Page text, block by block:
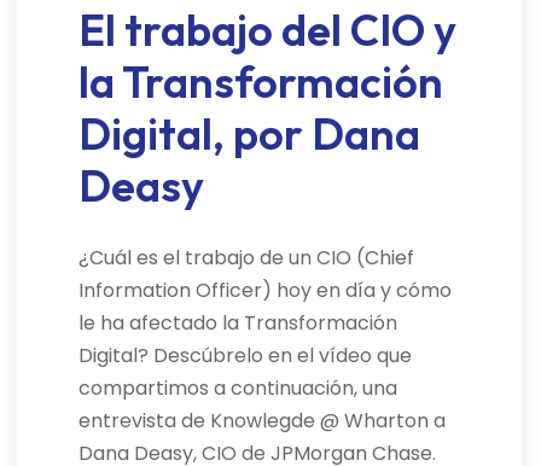
El trabajo del CIO y
la Transformación
Digital, por Dana
Deasy
¿Cuál es el trabajo de un CIO (Chief
Information Officer) hoy en día y cómo
le ha afectado la Transformación
Digital? Descúbrelo en el vídeo que
compartimos a continuación, una
entrevista de Knowlegde @ Wharton a
Dana Deasy, CIO de JPMorgan Chase.